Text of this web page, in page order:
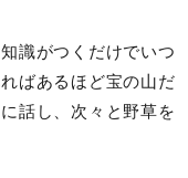
識がつくだけでいつ
ばあるほど宝の山だ
話し、次々と野草を